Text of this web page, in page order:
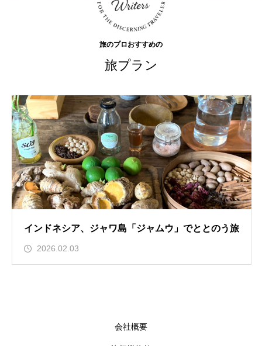
旅のプロおすすめの
旅プラン
インドネシア、ジャワ島「ジャムウ」でととのう旅
2026.02.03
会社概要